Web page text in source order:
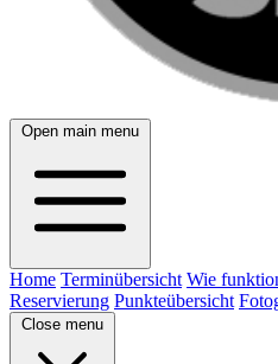
Open main menu
Home Terminübersicht Wie
Reservierung Punkteübersicht
Close menu